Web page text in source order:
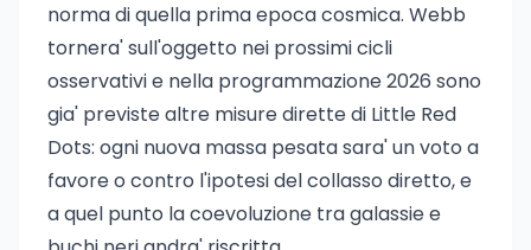
norma di quella prima epoca cosmica. Webb
tornera' sull'oggetto nei prossimi cicli
osservativi e nella programmazione 2026 sono
gia' previste altre misure dirette di Little Red
Dots: ogni nuova massa pesata sara' un voto a
favore o contro l'ipotesi del collasso diretto, e
a quel punto la coevoluzione tra galassie e